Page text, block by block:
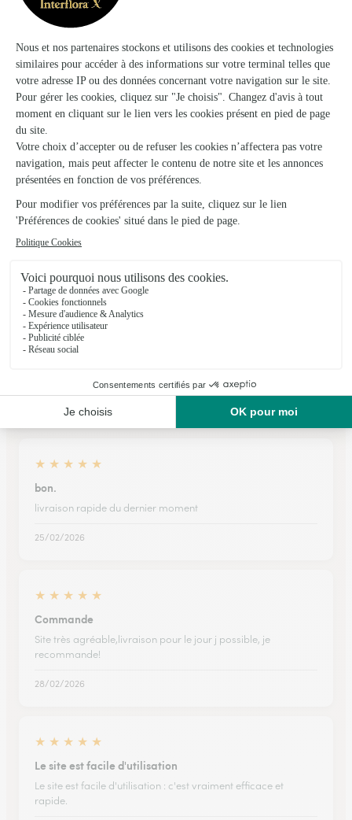
★★★★4.5 (84)
13, avenue de la Republique
Voir la boutique
Le Chant des Fleurs
Pierre de Bresse
Voir la boutique
Ils ont fait livrer des fleurs ou une plante à
★ ★ ★ ★ ★
bon.
livraison rapide du dernier moment
25/02/2026
★ ★ ★ ★ ★
Commande
Site très agréable,livraison pour le jour j possible, je
recommande!
28/02/2026
★ ★ ★ ★ ★
Le site est facile d'utilisation
Le site est facile d'utilisation : c'est vraiment efficace et
rapide.